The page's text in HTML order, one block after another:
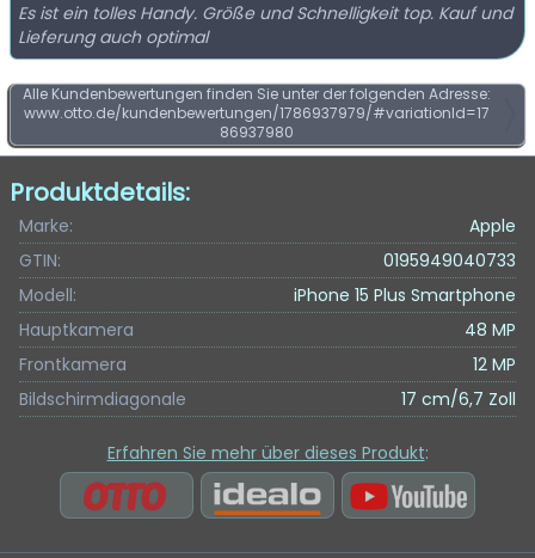
Es ist ein tolles Handy. Größe und Schnelligkeit top. Kauf und
Lieferung auch optimal
Alle Kundenbewertungen finden Sie unter der folgenden Adresse:
www.otto.de/kundenbewertungen/1786937979/#variationId=17
86937980
Produktdetails:
Marke:
Apple
GTIN:
0195949040733
Modell:
iPhone 15 Plus Smartphone
Hauptkamera
48 MP
Frontkamera
12 MP
Bildschirmdiagonale
17 cm/6,7 Zoll
Erfahren Sie mehr über dieses Produkt: